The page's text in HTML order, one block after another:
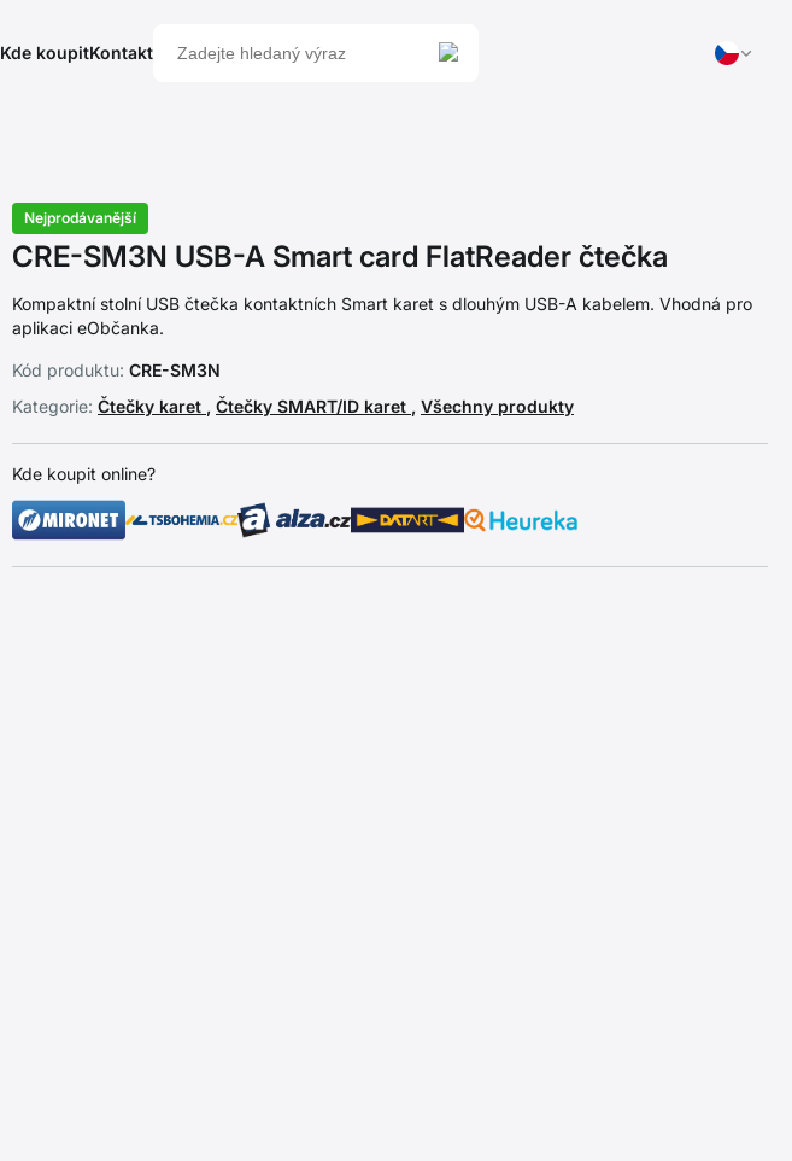
Kde koupitKontakt
Nejprodávanější
CRE-SM3N USB-A Smart card FlatReader čtečka
Kompaktní stolní USB čtečka kontaktních Smart karet s dlouhým USB-A kabelem. Vhodná pro
aplikaci eObčanka.
Kód produktu: CRE-SM3N
Kategorie: Čtečky karet , Čtečky SMART/ID karet , Všechny produkty
Kde koupit online?